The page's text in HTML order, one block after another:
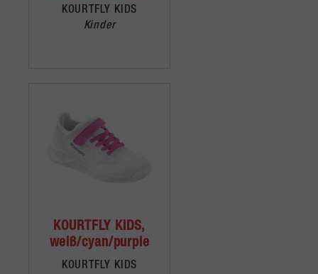
KOURTFLY KIDS
Kinder
KOURTFLY KIDS,
weiß/cyan/purple
KOURTFLY KIDS